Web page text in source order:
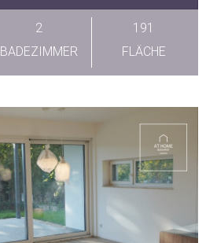
2
BADEZIMMER
191
FLÄCHE